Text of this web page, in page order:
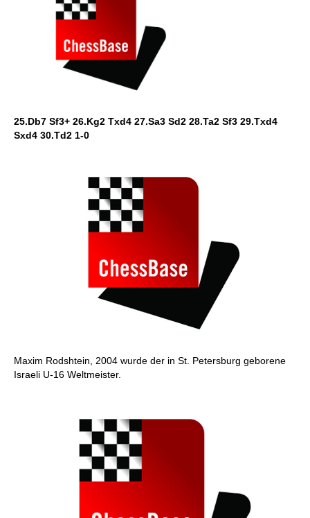
25.Db7 Sf3+ 26.Kg2 Txd4 27.Sa3 Sd2 28.Ta2 Sf3 29.Txd4
Sxd4 30.Td2 1-0
Maxim Rodshtein, 2004 wurde der in St. Petersburg geborene
Israeli U-16 Weltmeister.